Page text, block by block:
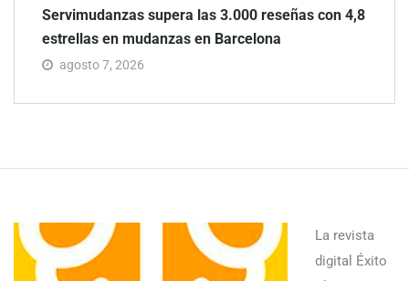
Servimudanzas supera las 3.000 reseñas con 4,8
estrellas en mudanzas en Barcelona
agosto 7, 2026
La revista
digital Éxito